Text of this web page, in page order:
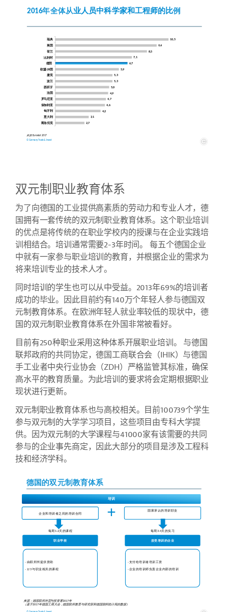
双元制职业教育体系
为了向德国的工业提供高素质的劳动力和专业人才，德
国拥有一套传统的双元制职业教育体系。这个职业培训
的优点是将传统的在职业学校内的授课与在企业实践培
训相结合。培训通常需要2-3年时间。
每五个德国企业
中就有一家参与职业培训的教育，并根据企业的需求为
将来培训专业的技术人才。
同时培训的学生也可以从中受益。 2013年69%的培训者
成功的毕业。因此目前约有140万个年轻人参与德国双
元制教育体系。在欧洲年轻人就业率较低的现状中，德
国的双元制职业教育体系在外国非常被看好。
目前有250种职业采用这种体系开展职业培训。
与德国
联邦政府的共同协定，德国工商联合会（IHIK）与德国
手工业者中央行业协会（ZDH）严格监管其标准，确保
高水平的教育质量。为此培训的要求将会定期根据职业
现状进行更新。
双元制职业教育体系也与高校相关。目前100739个学生
参与双元制的大学学习项目，这些项目由专科大学提
供。因为双元制的大学课程与41000家有该需要的共同
参与的企业事先商定，因此大部分的项目是涉及工程科
技和经济学科。